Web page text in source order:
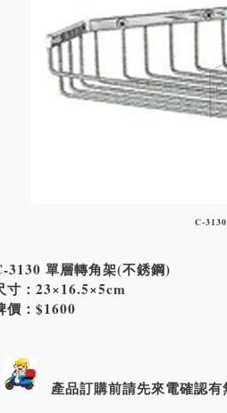
C-3130
3130 單層轉角架(不銹鋼)
寸：23×16.5×5cm
價：$1600
產品訂購前請先來電確認有